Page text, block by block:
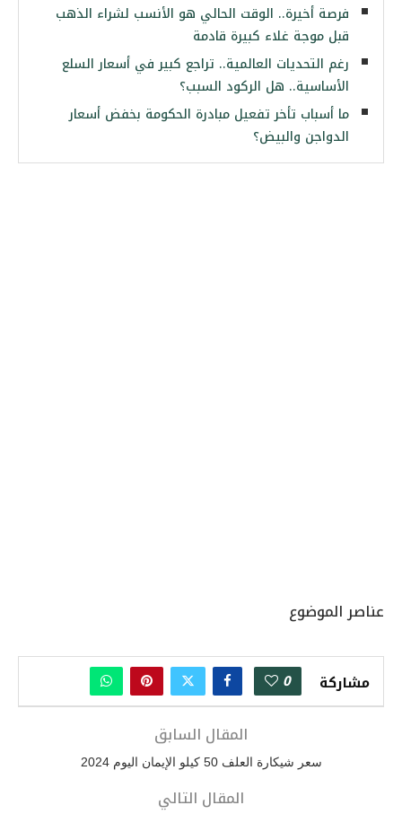
فرصة أخيرة.. الوقت الحالي هو الأنسب لشراء الذهب
قبل موجة غلاء كبيرة قادمة
رغم التحديات العالمية.. تراجع كبير في أسعار السلع
الأساسية.. هل الركود السبب؟
ما أسباب تأخر تفعيل مبادرة الحكومة بخفض أسعار
الدواجن والبيض؟
عناصر الموضوع
مشاركة 0
المقال السابق
سعر شيكارة العلف 50 كيلو الإيمان اليوم 2024
المقال التالي